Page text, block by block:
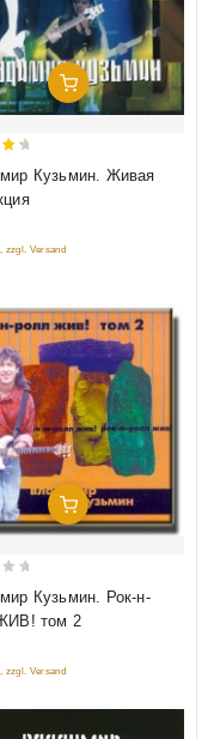
Добавить В Корзину
5
Кузьмин. Живая
zzgl. Versand
Добавить В Корзину
Кузьмин. Рок-н-
том 2
zzgl. Versand